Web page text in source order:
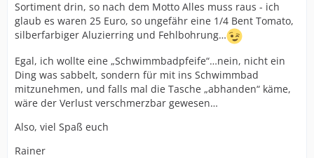
Sortiment drin, so nach dem Motto Alles muss raus - ich
glaub es waren 25 Euro, so ungefähr eine 1/4 Bent Tomato,
silberfarbiger Aluzierring und Fehlbohrung…
Egal, ich wollte eine „Schwimmbadpfeife“…nein, nicht ein
Ding was sabbelt, sondern für mit ins Schwimmbad
mitzunehmen, und falls mal die Tasche „abhanden“ käme,
wäre der Verlust verschmerzbar gewesen…
Also, viel Spaß euch
Rainer